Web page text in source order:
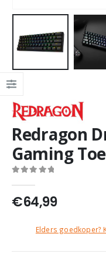
Redragon
Gaming
€64,99
Elders goedkoper?